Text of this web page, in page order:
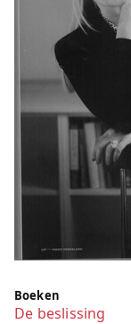
Boeken
De beslissing